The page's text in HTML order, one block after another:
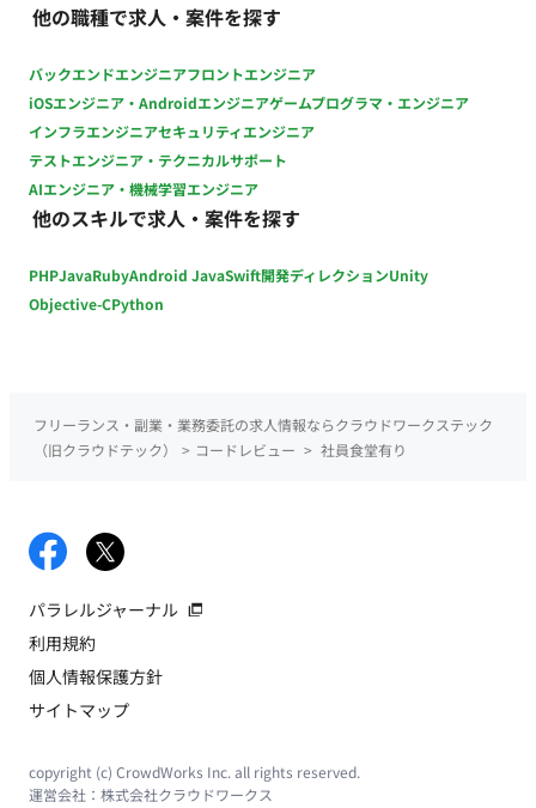
他の職種で求人・案件を探す
バックエンドエンジニアフロントエンジニア
iOSエンジニア・Androidエンジニアゲームプログラマ・エンジニア
インフラエンジニアセキュリティエンジニア
テストエンジニア・テクニカルサポート
AIエンジニア・機械学習エンジニア
他のスキルで求人・案件を探す
PHPJavaRubyAndroid JavaSwift開発ディレクションUnity
Objective-CPython
フリーランス・副業・業務委託の求人情報ならクラウドワークステック
（旧クラウドテック）
> コードレビュー > 社員食堂有り
パラレルジャーナル
利用規約
個人情報保護方針
サイトマップ
copyright (c) CrowdWorks Inc. all rights reserved.
運営会社： 株式会社クラウドワークス